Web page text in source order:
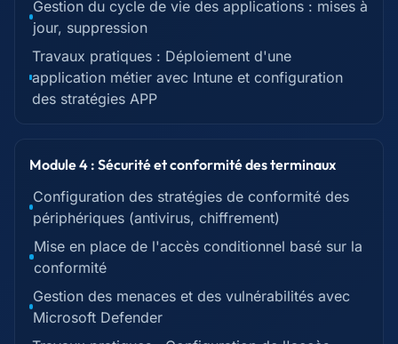
Gestion du cycle de vie des applications : mises à
jour, suppression
Travaux pratiques : Déploiement d'une
application métier avec Intune et configuration
des stratégies APP
Module 4 : Sécurité et conformité des terminaux
Configuration des stratégies de conformité des
périphériques (antivirus, chiffrement)
Mise en place de l'accès conditionnel basé sur la
conformité
Gestion des menaces et des vulnérabilités avec
Microsoft Defender